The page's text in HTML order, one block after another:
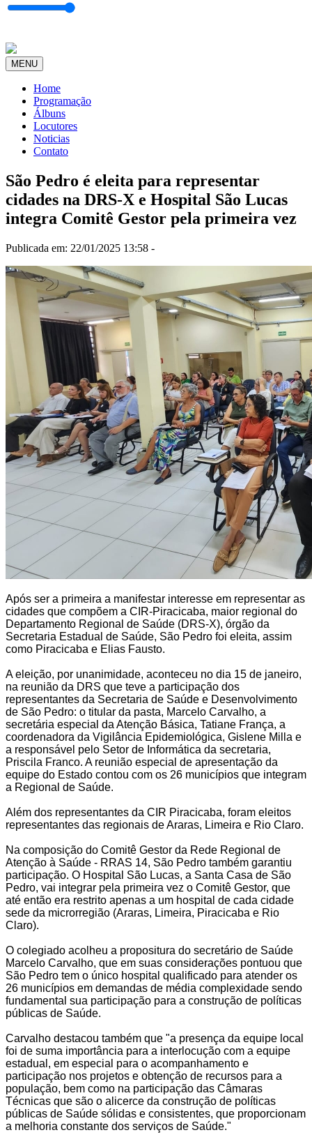
MENU
Home
Programação
Álbuns
Locutores
Noticias
Contato
São Pedro é eleita para representar
cidades na DRS-X e Hospital São Lucas
integra Comitê Gestor pela primeira vez
Publicada em: 22/01/2025 13:58 -
Após ser a primeira a manifestar interesse em representar as
cidades que compõem a CIR-Piracicaba, maior regional do
Departamento Regional de Saúde (DRS-X), órgão da
Secretaria Estadual de Saúde, São Pedro foi eleita, assim
como Piracicaba e Elias Fausto.
A eleição, por unanimidade, aconteceu no dia 15 de janeiro,
na reunião da DRS que teve a participação dos
representantes da Secretaria de Saúde e Desenvolvimento
de São Pedro: o titular da pasta, Marcelo Carvalho, a
secretária especial da Atenção Básica, Tatiane França, a
coordenadora da Vigilância Epidemiológica, Gislene Milla e
a responsável pelo Setor de Informática da secretaria,
Priscila Franco. A reunião especial de apresentação da
equipe do Estado contou com os 26 municípios que integram
a Regional de Saúde.
Além dos representantes da CIR Piracicaba, foram eleitos
representantes das regionais de Araras, Limeira e Rio Claro.
Na composição do Comitê Gestor da Rede Regional de
Atenção à Saúde - RRAS 14, São Pedro também garantiu
participação. O Hospital São Lucas, a Santa Casa de São
Pedro, vai integrar pela primeira vez o Comitê Gestor, que
até então era restrito apenas a um hospital de cada cidade
sede da microrregião (Araras, Limeira, Piracicaba e Rio
Claro).
O colegiado acolheu a propositura do secretário de Saúde
Marcelo Carvalho, que em suas considerações pontuou que
São Pedro tem o único hospital qualificado para atender os
26 municípios em demandas de média complexidade sendo
fundamental sua participação para a construção de políticas
públicas de Saúde.
Carvalho destacou também que "a presença da equipe local
foi de suma importância para a interlocução com a equipe
estadual, em especial para o acompanhamento e
participação nos projetos e obtenção de recursos para a
população, bem como na participação das Câmaras
Técnicas que são o alicerce da construção de políticas
públicas de Saúde sólidas e consistentes, que proporcionam
a melhoria constante dos serviços de Saúde."